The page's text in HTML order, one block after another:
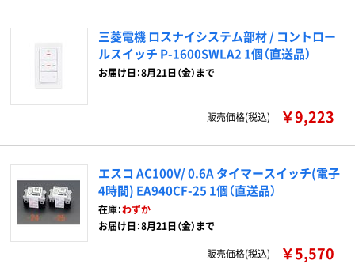
三菱電機 ロスナイシステム部材 / コントロー
ルスイッチ P-1600SWLA2 1個（直送品）
お届け日：8月21日（金）まで
販売価格(税込) ￥9,223
エスコ AC100V/ 0.6A タイマースイッチ(電子
4時間) EA940CF-25 1個（直送品）
在庫：わずか
お届け日：8月21日（金）まで
販売価格(税込) ￥5,570